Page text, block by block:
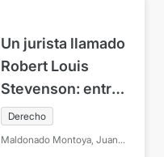
Un jurista llamado
Robert Louis
Stevenson: entre
el derecho y la
ficción. Festividad
Derecho
Maldonado Montoya, Juan